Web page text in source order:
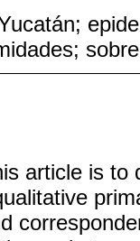
article is to